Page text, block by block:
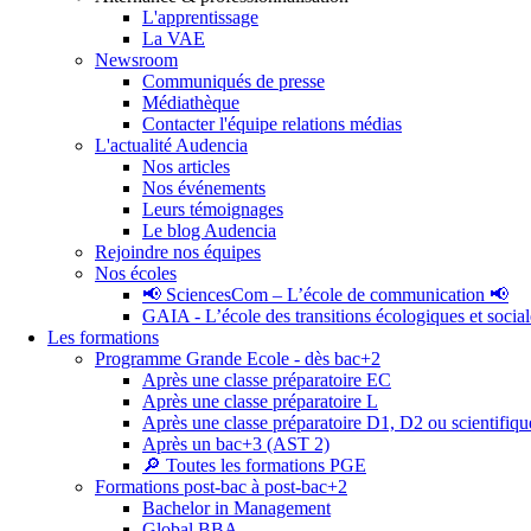
L'apprentissage
La VAE
Newsroom
Communiqués de presse
Médiathèque
Contacter l'équipe relations médias
L'actualité Audencia
Nos articles
Nos événements
Leurs témoignages
Le blog Audencia
Rejoindre nos équipes
Nos écoles
📢 SciencesCom – L’école de communication 📢
GAIA - L’école des transitions écologiques et
Les formations
Programme Grande Ecole - dès bac+2
Après une classe préparatoire EC
Après une classe préparatoire L
Après une classe préparatoire D1, D2 ou
Après un bac+3 (AST 2)
🔎 Toutes les formations PGE
Formations post-bac à post-bac+2
Bachelor in Management